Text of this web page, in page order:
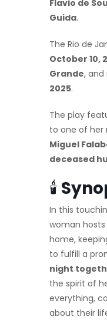
Flavio de
Guida.
The Rio de
October 10,
Grande, and
2025.
The play
to one of her
Miguel
deceased
🕯️
In this
woman hosts
home,
to fulfill a
night
the spirit of
everything,
about their